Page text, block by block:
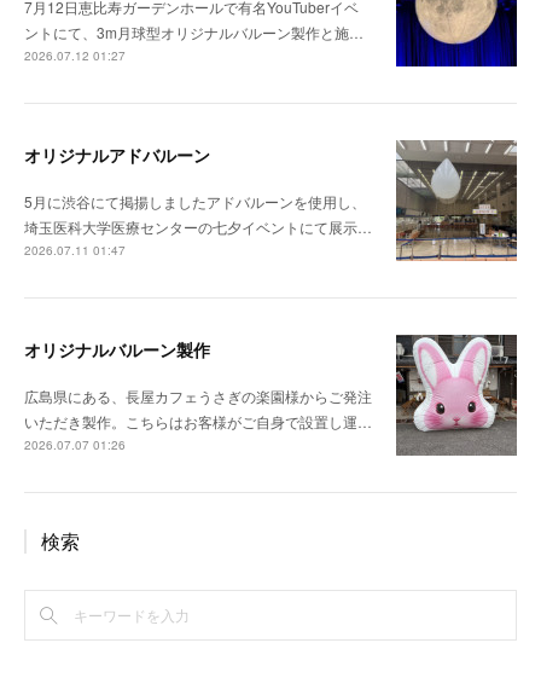
7月12日恵比寿ガーデンホールで有名YouTuberイベ
ントにて、3m月球型オリジナルバルーン製作と施…
2026.07.12 01:27
オリジナルアドバルーン
5月に渋谷にて掲揚しましたアドバルーンを使用し、
埼玉医科大学医療センターの七夕イベントにて展示…
2026.07.11 01:47
オリジナルバルーン製作
広島県にある、長屋カフェうさぎの楽園様からご発注
いただき製作。こちらはお客様がご自身で設置し運…
2026.07.07 01:26
検索